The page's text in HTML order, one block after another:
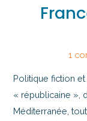
1
Politique fiction
« républicaine »,
Méditerranée,